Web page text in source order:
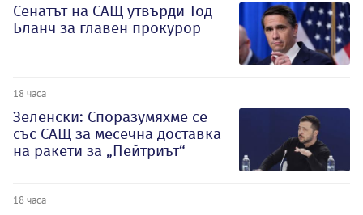
Сенатът на САЩ утвърди Тод
Бланч за главен прокурор
18 часа
Зеленски: Споразумяхме се
със САЩ за месечна доставка
на ракети за „Пейтриът“
18 часа